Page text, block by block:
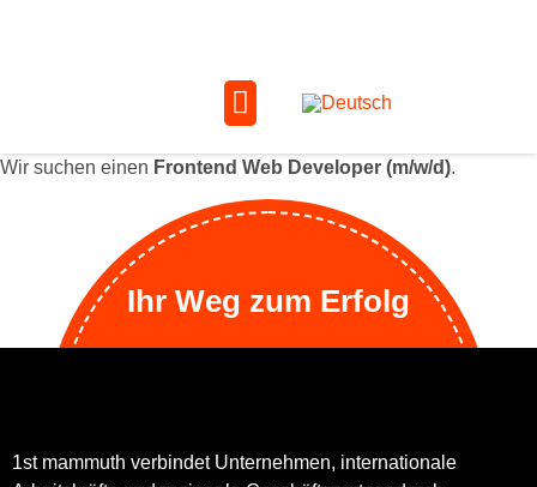
Wir suchen einen Frontend Web Developer (m/w/d).
Ihr Weg zum Erfolg
1st mammuth verbindet Unternehmen, internationale